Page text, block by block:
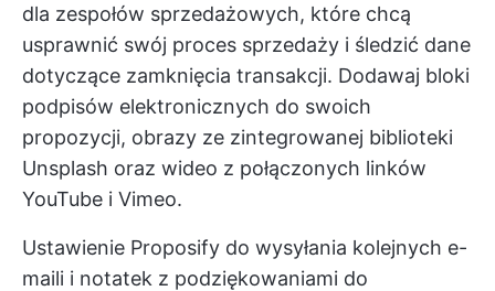
dla zespołów sprzedażowych, które chcą
usprawnić swój proces sprzedaży i śledzić dane
dotyczące zamknięcia transakcji. Dodawaj bloki
podpisów elektronicznych do swoich
propozycji, obrazy ze zintegrowanej biblioteki
Unsplash oraz wideo z połączonych linków
YouTube i Vimeo.
Ustawienie Proposify do wysyłania kolejnych e-
maili i notatek z podziękowaniami do